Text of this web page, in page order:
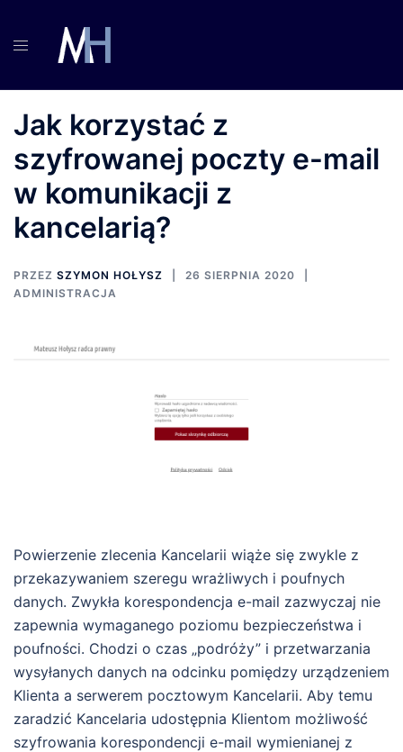
Jak korzystać z
szyfrowanej poczty e-mail
w komunikacji z
kancelarią?
PRZEZ SZYMON HOŁYSZ
26 SIERPNIA 2020
ADMINISTRACJA
Powierzenie zlecenia Kancelarii wiąże się zwykle z
przekazywaniem szeregu wrażliwych i poufnych
danych. Zwykła korespondencja e-mail zazwyczaj nie
zapewnia wymaganego poziomu bezpieczeństwa i
poufności. Chodzi o czas „podróży” i przetwarzania
wysyłanych danych na odcinku pomiędzy urządzeniem
Klienta a serwerem pocztowym Kancelarii. Aby temu
zaradzić Kancelaria udostępnia Klientom możliwość
szyfrowania korespondencji e-mail wymienianej z